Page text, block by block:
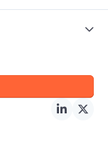
 
